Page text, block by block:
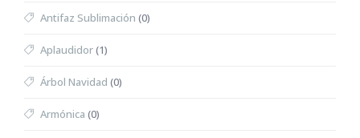
Antifaz Sublimación (0)
Aplaudidor(1)
Árbol Navidad (0)
Armónica (0)